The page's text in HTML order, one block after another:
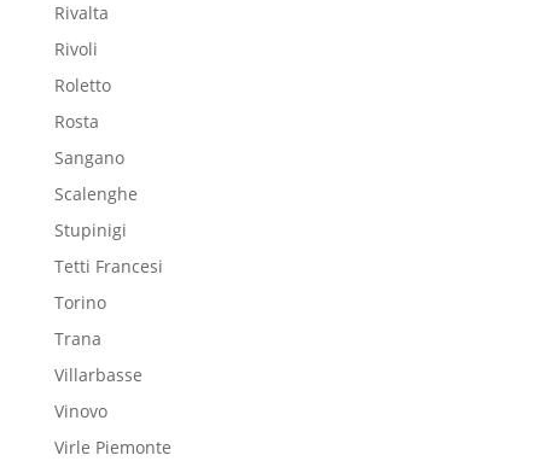
Rivalta
Rivoli
Roletto
Rosta
Sangano
Scalenghe
Stupinigi
Tetti Francesi
Torino
Trana
Villarbasse
Vinovo
Virle Piemonte